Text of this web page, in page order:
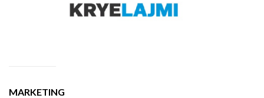
MARKETING